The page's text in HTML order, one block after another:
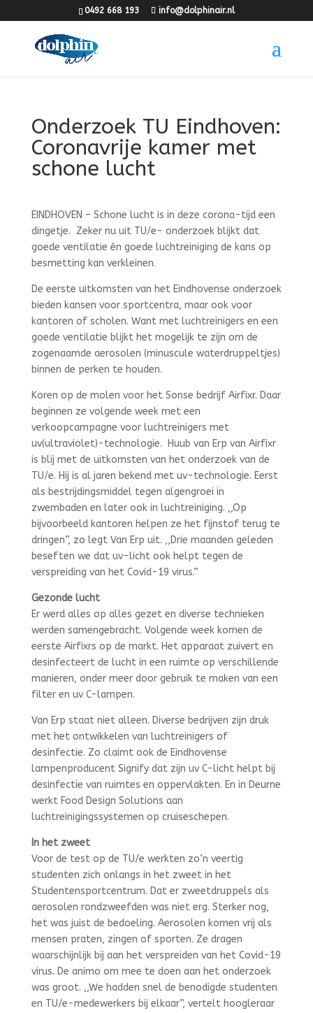
0492 668 193 info@dolphinair.nl
Onderzoek TU Eindhoven:
Coronavrije kamer met
schone lucht
EINDHOVEN – Schone lucht is in deze corona-tijd een
dingetje. Zeker nu uit TU/e- onderzoek blijkt dat
goede ventilatie én goede luchtreiniging de kans op
besmetting kan verkleinen.
De eerste uitkomsten van het Eindhovense onderzoek
bieden kansen voor sportcentra, maar ook voor
kantoren of scholen. Want met luchtreinigers en een
goede ventilatie blijkt het mogelijk te zijn om de
zogenaamde aerosolen (minuscule waterdruppeltjes)
binnen de perken te houden.
Koren op de molen voor het Sonse bedrijf Airfixr. Daar
beginnen ze volgende week met een
verkoopcampagne voor luchtreinigers met
uv(ultraviolet)-technologie. Huub van Erp van Airfixr
is blij met de uitkomsten van het onderzoek van de
TU/e. Hij is al jaren bekend met uv-technologie. Eerst
als bestrijdingsmiddel tegen algengroei in
zwembaden en later ook in luchtreiniging. ,,Op
bijvoorbeeld kantoren helpen ze het fijnstof terug te
dringen”, zo legt Van Erp uit. ,,Drie maanden geleden
beseften we dat uv-licht ook helpt tegen de
verspreiding van het Covid-19 virus.”
Gezonde lucht
Er werd alles op alles gezet en diverse technieken
werden samengebracht. Volgende week komen de
eerste Airfixrs op de markt. Het apparaat zuivert en
desinfecteert de lucht in een ruimte op verschillende
manieren, onder meer door gebruik te maken van een
filter en uv C-lampen.
Van Erp staat niet alleen. Diverse bedrijven zijn druk
met het ontwikkelen van luchtreinigers of
desinfectie. Zo claimt ook de Eindhovense
lampenproducent Signify dat zijn uv C-licht helpt bij
desinfectie van ruimtes en oppervlakten. En in Deurne
werkt Food Design Solutions aan
luchtreinigingssystemen op cruiseschepen.
In het zweet
Voor de test op de TU/e werkten zo’n veertig
studenten zich onlangs in het zweet in het
Studentensportcentrum. Dat er zweetdruppels als
aerosolen rondzweefden was niet erg. Sterker nog,
het was juist de bedoeling. Aerosolen komen vrij als
mensen praten, zingen of sporten. Ze dragen
waarschijnlijk bij aan het verspreiden van het Covid-19
virus. De animo om mee te doen aan het onderzoek
was groot. ,,We hadden snel de benodigde studenten
en TU/e-medewerkers bij elkaar”, vertelt hoogleraar